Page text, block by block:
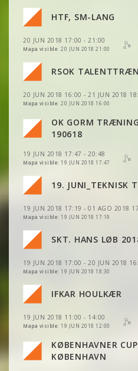
HTF, SM-LANG
20 JUN 2018 17:00 - 21:00
Mapa visible: 20 JUN 2018 21:00
VER 2DRERUN
VER 2DRERUN
RSOK
20 JUN 2018 16:00 - 21 JUN 2018
Mapa visible: 20 JUN 2018 16:00
VER 2DRERUN
OK GORM
190618
19 JUN 2018 17:47 - 20:48
Mapa visible: 19 JUN 2018 17:47
VER 2DRERUN
VER
VER 2DRERUN
19. JUNI_TEKNISK
19 JUN 2018 17:19 - 01 AGO 2018
Mapa visible: 19 JUN 2018 17:19
VER 2DRERUN
VER 2DRERUN
SKT. HANS LØB
19 JUN 2018 17:00 - 20 JUN 2018
Mapa visible: 19 JUN 2018 18:30
VER 2DRERUN
VER 2DRERUN
VER 2DRERUN
IFKAR HOULKÆR
19 JUN 2018 11:00 - 14:00
Mapa visible: 19 JUN 2018 12:00
VER 2DRERUN
VER 2DRERUN
VER 2DRERUN
KØBENHAVNER
KØBENHAVN
VER
VER 2DRERUN
VER 2DRERUN
VER 2DRERUN
VER 2DRERUN